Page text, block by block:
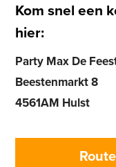
Kom snel een
hier:
Party Max De
Beestenmarkt 8
4561AM Hulst